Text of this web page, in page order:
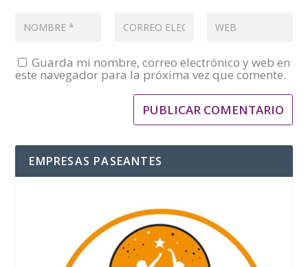
Guarda mi nombre, correo electrónico y web en
este navegador para la próxima vez que comente.
EMPRESAS PASEANTES